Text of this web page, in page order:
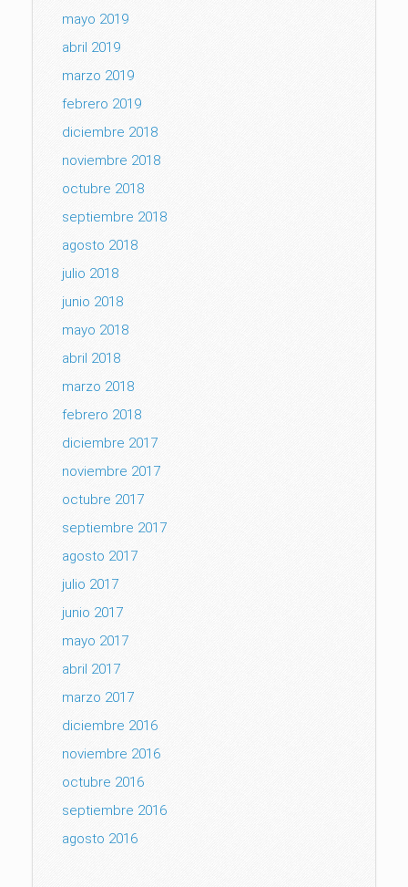
mayo 2019
abril 2019
marzo 2019
febrero 2019
diciembre 2018
noviembre 2018
octubre 2018
septiembre 2018
agosto 2018
julio 2018
junio 2018
mayo 2018
abril 2018
marzo 2018
febrero 2018
diciembre 2017
noviembre 2017
octubre 2017
septiembre 2017
agosto 2017
julio 2017
junio 2017
mayo 2017
abril 2017
marzo 2017
diciembre 2016
noviembre 2016
octubre 2016
septiembre 2016
agosto 2016